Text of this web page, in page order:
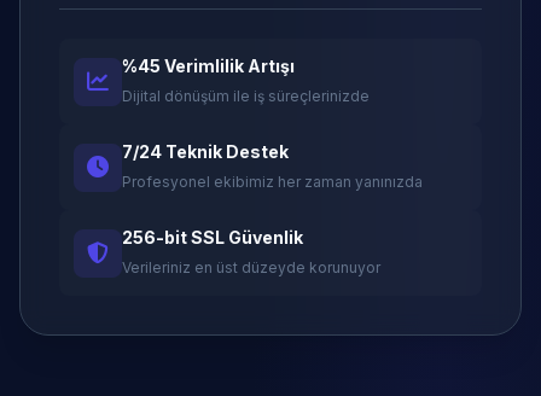
%45 Verimlilik Artışı
Dijital dönüşüm ile iş süreçlerinizde
7/24 Teknik Destek
Profesyonel ekibimiz her zaman yanınızda
256-bit SSL Güvenlik
Verileriniz en üst düzeyde korunuyor